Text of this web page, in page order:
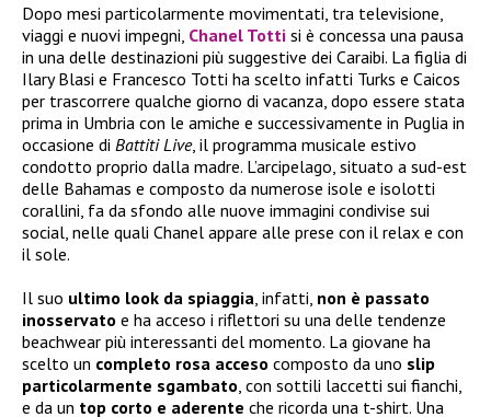
Dopo mesi particolarmente movimentati, tra televisione,
viaggi e nuovi impegni, Chanel Totti si è concessa una pausa
in una delle destinazioni più suggestive dei Caraibi. La figlia di
Ilary Blasi e Francesco Totti ha scelto infatti Turks e Caicos
per trascorrere qualche giorno di vacanza, dopo essere stata
prima in Umbria con le amiche e successivamente in Puglia in
occasione di Battiti Live, il programma musicale estivo
condotto proprio dalla madre. L’arcipelago, situato a sud-est
delle Bahamas e composto da numerose isole e isolotti
corallini, fa da sfondo alle nuove immagini condivise sui
social, nelle quali Chanel appare alle prese con il relax e con
il sole.
Il suo ultimo look da spiaggia, infatti, non è passato
inosservato e ha acceso i riflettori su una delle tendenze
beachwear più interessanti del momento. La giovane ha
scelto un completo rosa acceso composto da uno slip
particolarmente sgambato, con sottili laccetti sui fianchi,
e da un top corto e aderente che ricorda una t-shirt. Una